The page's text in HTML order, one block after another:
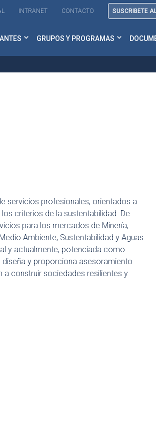
INTRANET CONTACTO SUSCRIBETE
GRUPOS Y PROGRAMAS
servicios profesionales, orientados a
criterios de la sustentabilidad. De
para los mercados de Minería,
Ambiente, Sustentabilidad y Aguas.
y actualmente, potenciada como
y proporciona asesoramiento
construir sociedades resilientes y